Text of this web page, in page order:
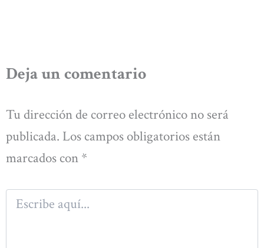
Deja un comentario
Tu dirección de correo electrónico no será
publicada. Los campos obligatorios están
marcados con *
Escribe
aquí...